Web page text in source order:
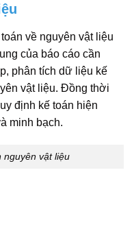
về nguyên vật liệu
của báo cáo cần
phân tích dữ liệu kế
vật liệu. Đồng thời
định kế toán hiện
minh bạch.
nguyên vật liệu